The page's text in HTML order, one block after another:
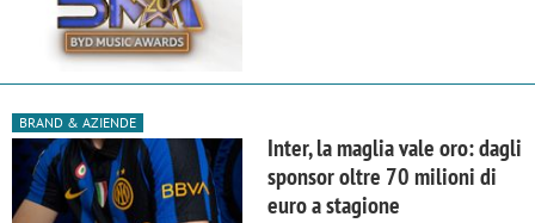
BRAND & AZIENDE
Inter, la maglia vale oro: dagli
sponsor oltre 70 milioni di
euro a stagione